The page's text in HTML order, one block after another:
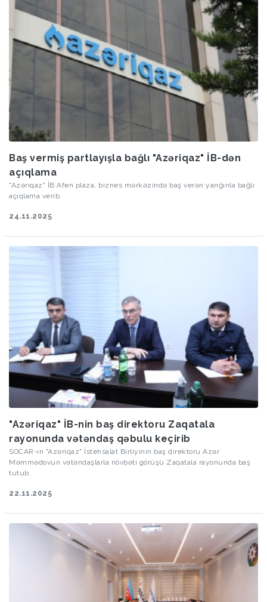
Baş vermiş partlayışla bağlı "Azəriqaz" İB-dən
açıqlama
"Azəriqaz" İB Afen plaza, biznes mərkəzində baş verən yanğınla bağlı
açıqlama verib.
24.11.2025
"Azəriqaz" İB-nin baş direktoru Zaqatala
rayonunda vətəndaş qəbulu keçirib
SOCAR-ın "Azəriqaz" İstehsalat Birliyinin baş direktoru Azər
Məmmədovun vətəndaşlarla növbəti görüşü Zaqatala rayonunda baş
tutub.
22.11.2025